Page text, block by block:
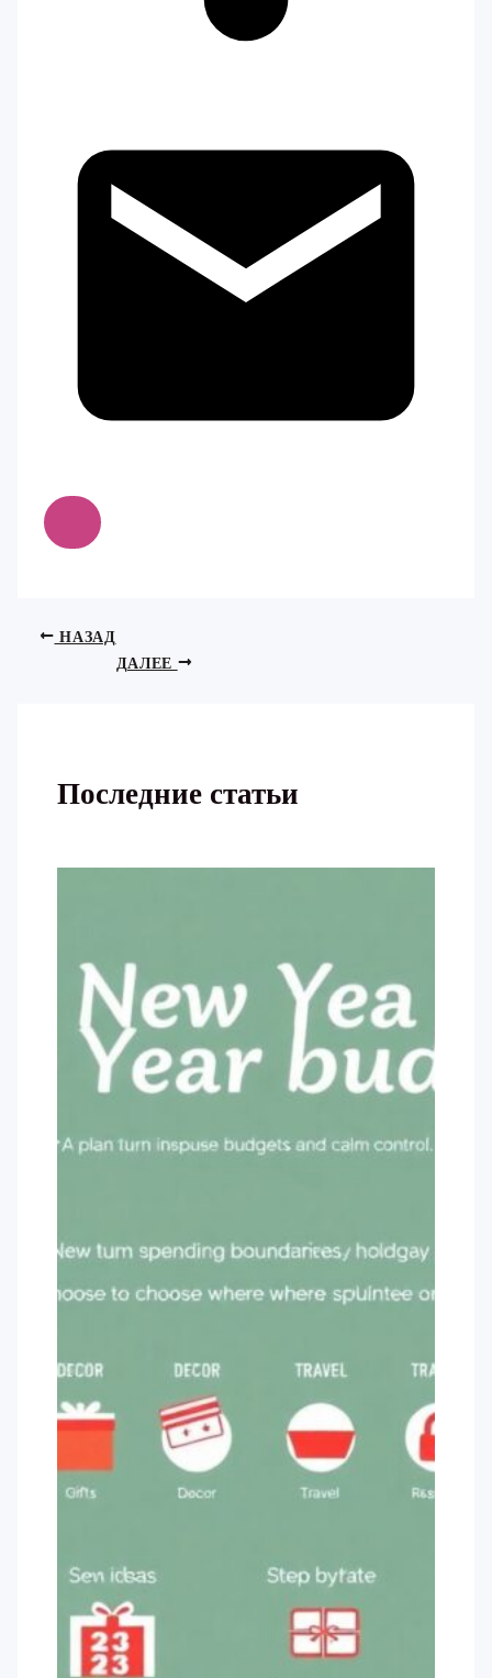
НАЗАД
ДАЛЕЕ
Последние статьи